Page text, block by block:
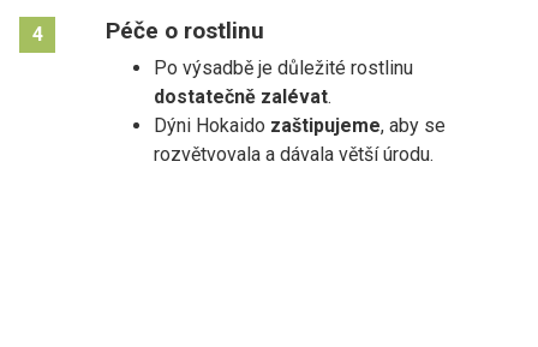
4 Péče o rostlinu
Po výsadbě je důležité rostlinu
dostatečně zalévat.
Dýni Hokaido zaštipujeme, aby se
rozvětvovala a dávala větší úrodu.